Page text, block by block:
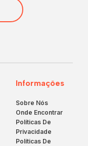
Informações
Sobre Nós
Onde Encontrar
Políticas De
Privacidade
Políticas De